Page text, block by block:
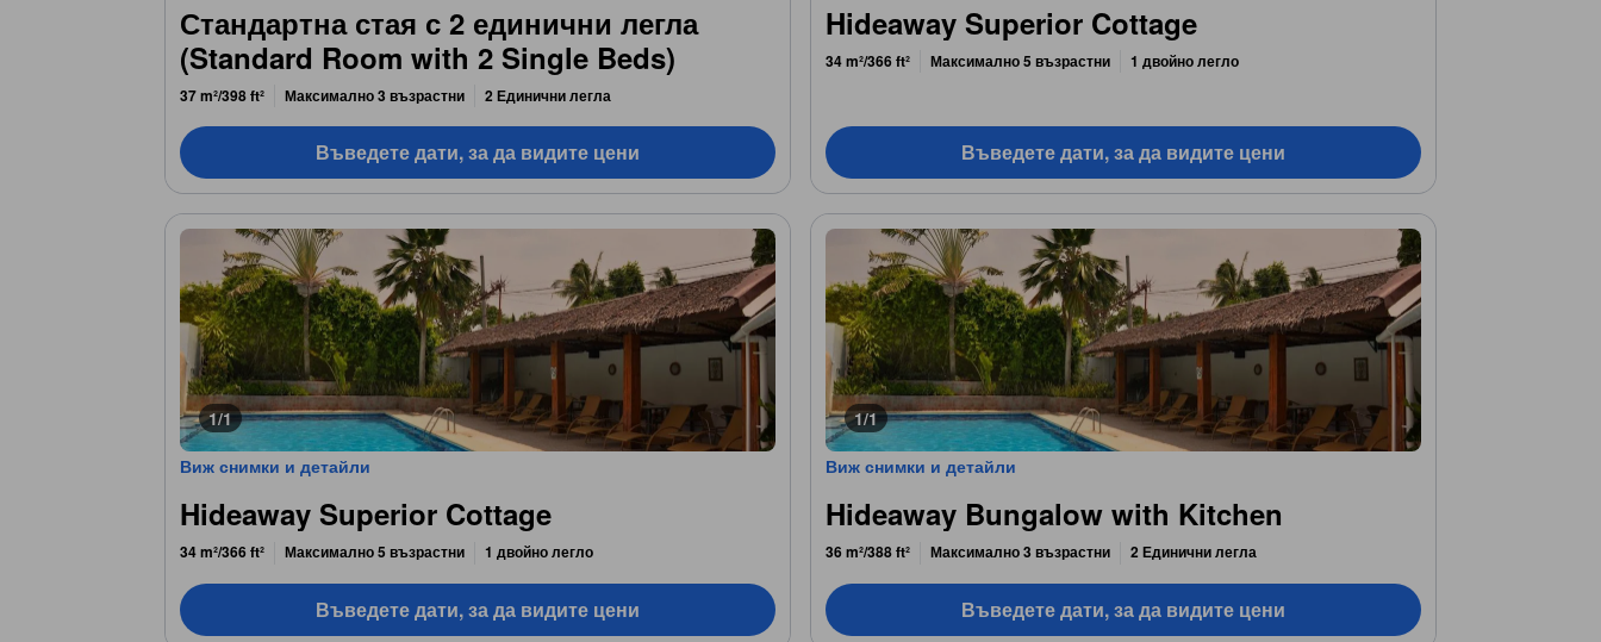
Стандартна стая с 2 единични легла
(Standard Room with 2 Single Beds)
37 m²/398 ft² Максимално 3 възрастни 2 Единични легла
Въведете дати, за да видите цени
Hideaway Superior Cottage
34 m²/366 ft² Максимално 5 възрастни 1 двойно легло
Въведете дати, за да видите цени
1/1
Виж снимки и детайли
Hideaway Superior Cottage
34 m²/366 ft² Максимално 5 възрастни 1 двойно легло
Въведете дати, за да видите цени
1/1
Виж снимки и детайли
Hideaway Bungalow with Kitchen
36 m²/388 ft² Максимално 3 възрастни 2 Единични легла
Въведете дати, за да видите цени